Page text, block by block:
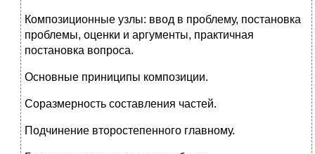
Композиционные узлы: ввод в проблему, постановка
проблемы, оценки и аргументы, практичная
постановка вопроса.
Основные приниципы композиции.
Соразмерность составления частей.
Подчинение второстепенного главному.